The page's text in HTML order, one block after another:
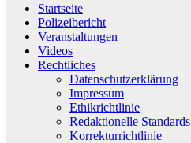
Startseite
Polizeibericht
Veranstaltungen
Videos
Rechtliches
Datenschutzerklärung
Impressum
Ethikrichtlinie
Redaktionelle Standards
Korrekturrichtlinie